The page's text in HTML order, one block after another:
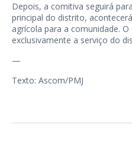
Depois, a comitiva seguirá
principal do distrito,
agrícola para a comunidade.
exclusivamente a serviço do
—
Texto: Ascom/PMJ